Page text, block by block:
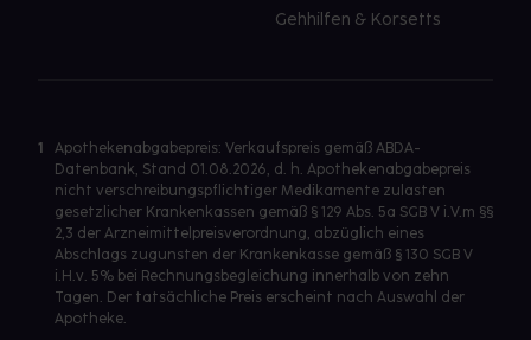
Gehhilfen & Korsetts
1
Apothekenabgabepreis: Verkaufspreis gemäß ABDA-
Datenbank, Stand 01.08.2026, d. h. Apothekenabgabepreis
nicht verschreibungspflichtiger Medikamente zulasten
gesetzlicher Krankenkassen gemäß § 129 Abs. 5a SGB V i.V.m §§
2,3 der Arzneimittelpreisverordnung, abzüglich eines
Abschlags zugunsten der Krankenkasse gemäß § 130 SGB V
i.H.v. 5% bei Rechnungsbegleichung innerhalb von zehn
Tagen. Der tatsächliche Preis erscheint nach Auswahl der
Apotheke.